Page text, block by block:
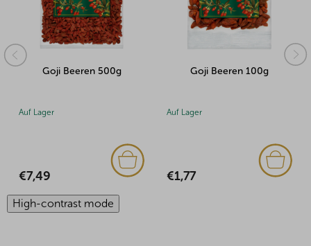
Goji Beeren 500g
Auf Lager
€7,49
Goji Beeren 100g
Auf Lager
€1,77
High-contrast mode